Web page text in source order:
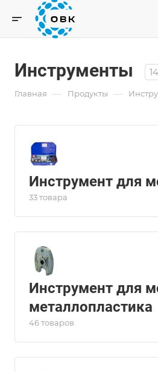
Инструменты
Главная — Продукты —
Инструмент для
33 товара
Инструмент для
металлопластика
46 товаров